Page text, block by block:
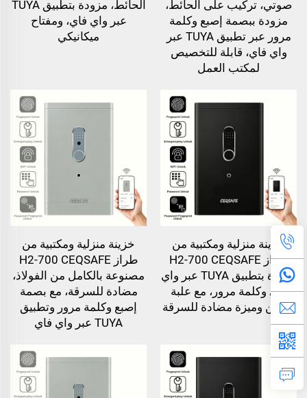
صوتي، تركيب على الحائط،
مزودة ببصمة إصبع وكلمة
مرور عبر تطبيق TUYA عبر
واي فاي، قابلة للتخصيص
لمكتب العمل
الحائط، مزودة بتطبيق TUYA
عبر واي فاي، ومفتاح
ميكانيكي
خزينة منزلية ومكتبية من
طراز H2-700 CEQSAFE
مزودة بتطبيق TUYA عبر واي
فاي وكلمة مرور، مع علبة
تخزين وميزة مضادة للسرقة
خزينة منزلية ومكتبية من
طراز H2-700 CEQSAFE
مصنوعة بالكامل من الفولاذ،
مضادة للسرقة، مع بصمة
إصبع وكلمة مرور وتطبيق
TUYA عبر واي فاي